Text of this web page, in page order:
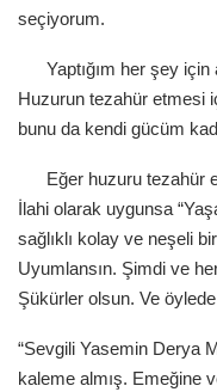
seçiyorum.
Yaptığım her şey için
Huzurun tezahür etmesi
bunu da kendi gücüm
Eğer huzuru tezahür
İlahi olarak uygunsa
sağlıklı kolay ve neşeli
Uyumlansın. Şimdi ve
Şükürler olsun. Ve öylede
“Sevgili Yasemin Derya
kaleme almış. Emeğine